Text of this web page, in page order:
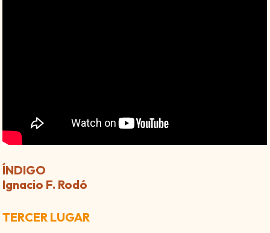
ÍNDIGO
Ignacio F. Rodó
TERCER LUGAR